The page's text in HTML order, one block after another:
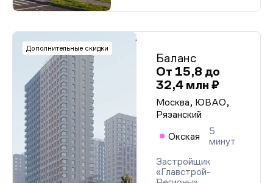
Дополнительные скидки
Баланс
От 15,8 до
32,4 млн ₽
Москва, ЮВАО,
Рязанский
Окская
5
минут
Застройщик
«Главстрой-